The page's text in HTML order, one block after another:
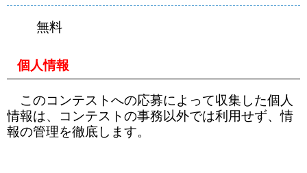
無料
個人情報
このコンテストへの応募によって収集した個人
情報は、コンテストの事務以外では利用せず、情
報の管理を徹底します。